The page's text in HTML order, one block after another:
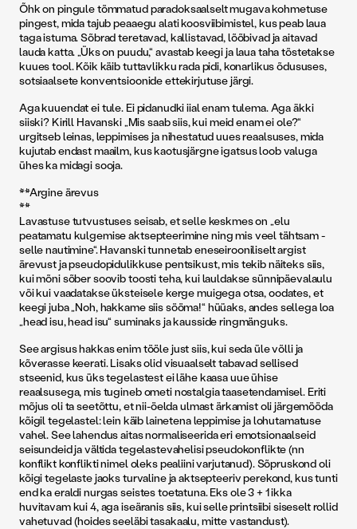
Õhk on pingule tõmmatud paradoksaalselt mugava kohmetuse
pingest, mida tajub peaaegu alati koosviibimistel, kus peab laua
taga istuma. Sõbrad teretavad, kallistavad, lõõbivad ja aitavad
lauda katta. „Üks on puudu,“ avastab keegi ja laua taha tõstetakse
kuues tool. Kõik käib tuttavlikku rada pidi, konarlikus õdususes,
sotsiaalsete konventsioonide ettekirjutuse järgi.
Aga kuuendat ei tule. Ei pidanudki iial enam tulema. Aga äkki
siiski? Kirill Havanski „Mis saab siis, kui meid enam ei ole?“
urgitseb leinas, leppimises ja nihestatud uues reaalsuses, mida
kujutab endast maailm, kus kaotusjärgne igatsus loob valuga
ühes ka midagi sooja.
**Argine ärevus
**
Lavastuse tutvustuses seisab, et selle keskmes on „elu
peatamatu kulgemise aktsepteerimine ning mis veel tähtsam -
selle nautimine“. Havanski tunnetab eneseirooniliselt argist
ärevust ja pseudopidulikkuse pentsikust, mis tekib näiteks siis,
kui mõni sõber soovib toosti teha, kui lauldakse sünnipäevalaulu
või kui vaadatakse üksteisele kerge muigega otsa, oodates, et
keegi juba „Noh, hakkame siis sööma!“ hüüaks, andes sellega loa
„head isu, head isu“ suminaks ja kausside ringmänguks.
See argisus hakkas enim tööle just siis, kui seda üle võlli ja
kõverasse keerati. Lisaks olid visuaalselt tabavad sellised
stseenid, kus üks tegelastest ei lähe kaasa uue ühise
reaalsusega, mis tugineb ometi nostalgia taasetendamisel. Eriti
mõjus oli ta seetõttu, et nii-öelda ulmast ärkamist oli järgemööda
kõigil tegelastel: lein käib lainetena leppimise ja lohutamatuse
vahel. See lahendus aitas normaliseerida eri emotsionaalseid
seisundeid ja vältida tegelastevahelisi pseudokonflikte (nn
konflikt konflikti nimel oleks pealiini varjutanud). Sõpruskond oli
kõigi tegelaste jaoks turvaline ja aktsepteeriv perekond, kus tunti
end ka eraldi nurgas seistes toetatuna. Eks ole 3 + 1 ikka
huvitavam kui 4, aga iseäranis siis, kui selle printsiibi siseselt rollid
vahetuvad (hoides seeläbi tasakaalu, mitte vastandust).